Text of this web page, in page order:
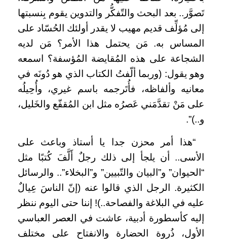
تَصوَّر.. بعد البحث والتّفكُّر والتدوين يقوم بِنسبتها
إلى مُؤلِّف قديم مهيب لا يقدر أولئك الحُسّاد على
المساس به. مَن يحتمل هذا الأمر؟ مَن لديه
الشجاعة على هذه المُقايضة المُؤسفة؟ اسمعه
وهو يقول: (وربما ألّفتُ الكتاب الذي هو دُونَه في
معانيه وألفاظه، فأُتَرجمه باسم غيري، وأُحِيلُه
على مَنْ تقدَّمَني عَصرُه مثل ابن المُقفّع والخَليل،
و..)”.
“هذا أمر محزن جدا يا أستاذ وباعث على
الأسى.. أن يلجأ إلى ذلك رجلٌ أَلَّفَ كُتبًا مثل
“الحيوان” و”البيان والتّبيين” و”البخلاء”.. والرسائل
الكثيرة. الرجل الذي قالوا عنه (إنّ الناسَ عِيالٌ
عليه في البلاغة والفصاحة..)! إننا حتى اليوم ننظر
إليه كأسطورة أدبية، عاشت في العصر العباسي
الأول، ذُروة الحضارة والانفتاح على مختلف